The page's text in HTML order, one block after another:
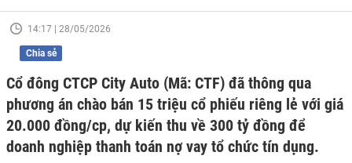
14:17 | 28/05/2026
Chia sẻ
Cổ đông CTCP City Auto (Mã: CTF) đã thông qua
phương án chào bán 15 triệu cổ phiếu riêng lẻ với giá
20.000 đồng/cp, dự kiến thu về 300 tỷ đồng để
doanh nghiệp thanh toán nợ vay tổ chức tín dụng.